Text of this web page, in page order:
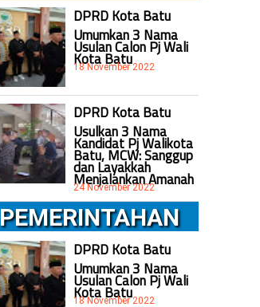
DPRD Kota Batu
Umumkan 3 Nama
Usulan Calon Pj Wali
Kota Batu
18 November 2022
DPRD Kota Batu
Usulkan 3 Nama
Kandidat Pj Walikota
Batu, MCW: Sanggup
dan Layakkah
Menjalankan Amanah
24 November 2022
PEMERINTAHAN
DPRD Kota Batu
Umumkan 3 Nama
Usulan Calon Pj Wali
Kota Batu
18 November 2022